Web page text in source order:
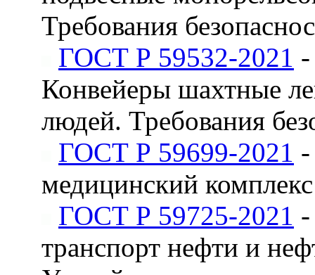
Требования
ГОСТ Р 59532-2021
Конвейеры шахтные
людей. Требования
ГОСТ Р 59699-2021
медицинский
ГОСТ Р 59725-2021
транспорт нефти и